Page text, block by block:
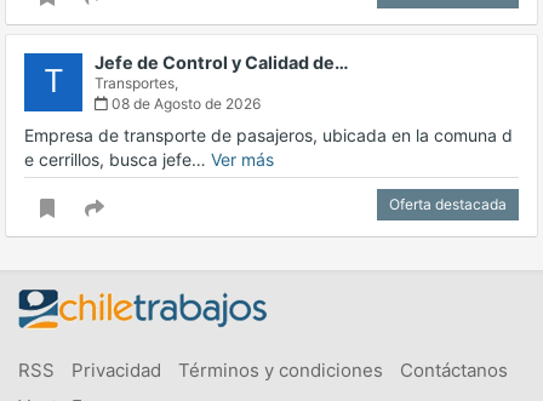
T Jefe de Control y Calidad de…
Transportes,
08 de Agosto de 2026
Empresa de transporte de pasajeros, ubicada en la comuna d
e cerrillos, busca jefe… Ver más
Oferta destacada
RSS Privacidad Términos y condiciones
Contáctanos